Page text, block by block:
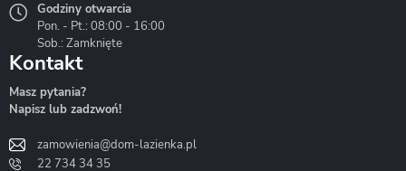
Liveno
Godziny otwarcia
Pon. - Pt.: 08:00 - 16:00
Sob.: Zamknięte
Kontakt
Masz pytania?
Napisz lub zadzwoń!
zamowienia@dom-lazienka.pl
22 734 34 35